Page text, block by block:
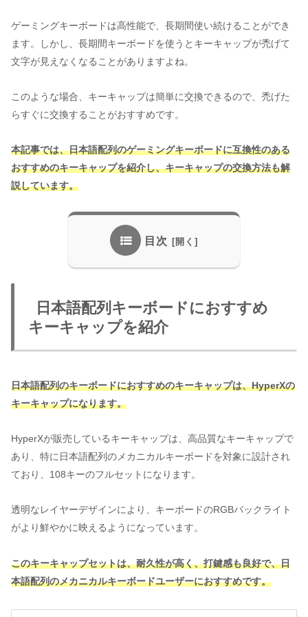
ゲーミングキーボードは高性能で、長期間使い続けることができ
ます。しかし、長期間キーボードを使うとキーキャップが禿げて
文字が見えなくなることがありますよね。
このような場合、キーキャップは簡単に交換できるので、禿げた
らすぐに交換することがおすすめです。
本記事では、日本語配列のゲーミングキーボードに互換性のある
おすすめのキーキャップを紹介し、キーキャップの交換方法も解
説しています。
目次
日本語配列キーボードにおすすめ
キーキャップを紹介
日本語配列のキーボードにおすすめのキーキャップは、HyperXの
キーキャップになります。
HyperXが販売しているキーキャップは、高品質なキーキャップで
あり、特に日本語配列のメカニカルキーボードを対象に設計され
ており、108キーのフルセットになります。
透明なレイヤーデザインにより、キーボードのRGBバックライト
がより鮮やかに映えるようになっています。
このキーキャップセットは、耐久性が高く、打鍵感も良好で、日
本語配列のメカニカルキーボードユーザーにおすすめです。